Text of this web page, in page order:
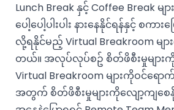
Lunch Break နှင့် Coffee Break မျ
ပေါ့ပေါ့ပါးပါး နားနေနိုင်ရန်နှင့် စကာ
လို့ရနိုင်မည့် Virtual Breakroom မျ
တယ်။ အလုပ်လုပ်စဥ် စိတ်ဖိစီးမှုများကို
Virtual Breakroom များကိုဝင်ရေ
အတွက် စိတ်ဖိစီးမှုများကိုလျော့ကျစေ